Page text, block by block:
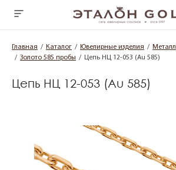
Главная Каталог Ювелирные изделия Металл
Золото 585 пробы
Цепь НЦ 12-053 (Au 585)
Цепь НЦ 12-053 (Au 585)